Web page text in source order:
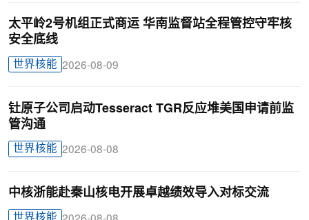
太平岭2号机组正式商运 华南监督站全程管控守牢核
安全底线
世界核能 2026-08-09
钍原子公司启动Tesseract TGR反应堆美国申请前监
管沟通
世界核能 2026-08-08
中核浙能赴秦山核电开展卓越绩效导入对标交流
世界核能